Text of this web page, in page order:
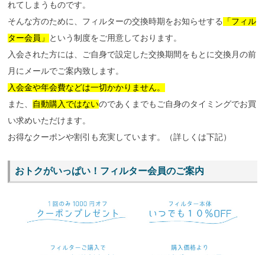
れてしまうものです。
そんな方のために、フィルターの交換時期をお知らせする
「フィル
ター会員」
という制度をご用意しております。
入会された方には、ご自身で設定した交換期間をもとに交換月の前
月にメールでご案内致します。
入会金や年会費などは一切かかりません。
また、
自動購入ではないのであくまでもご自身のタイミングでお買
い求めいただけます。
お得なクーポンや割引も充実しています。（詳しくは下記）
おトクがいっぱい！フィルター会員のご案内